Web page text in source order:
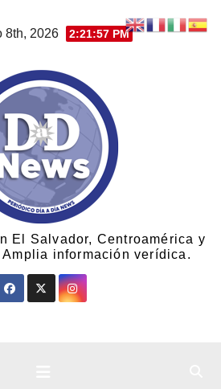
8th, 2026 2:21:58 PM
El Salvador, Centroamérica y
información verídica.